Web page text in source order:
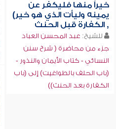
خيراً منها فليكفر عن
يمينه وليأت الذي هو خير)
, الكفارة قبل الحنث
للشيخ: عبد المحسن العباد
جزء من محاضرة ( شرح سنن
النسائي - كتاب الأيمان والنذور -
(باب الحلف بالطواغيت) إلى (باب
الكفارة بعد الحنث))